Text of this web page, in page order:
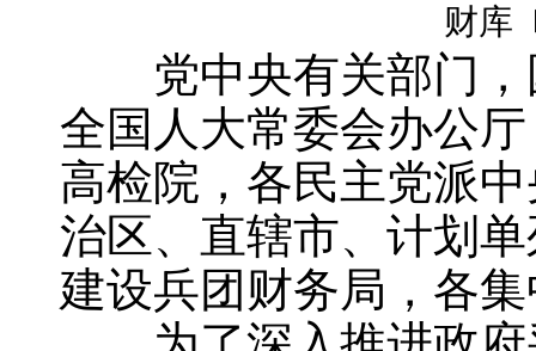
财库
党中央有关部门，
全国人大常委会办公
高检院，各民主党派
治区、直辖市、计划
建设兵团财务局，各